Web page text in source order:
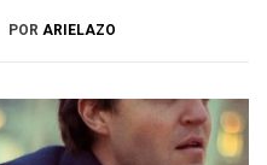
POR ARIELAZO